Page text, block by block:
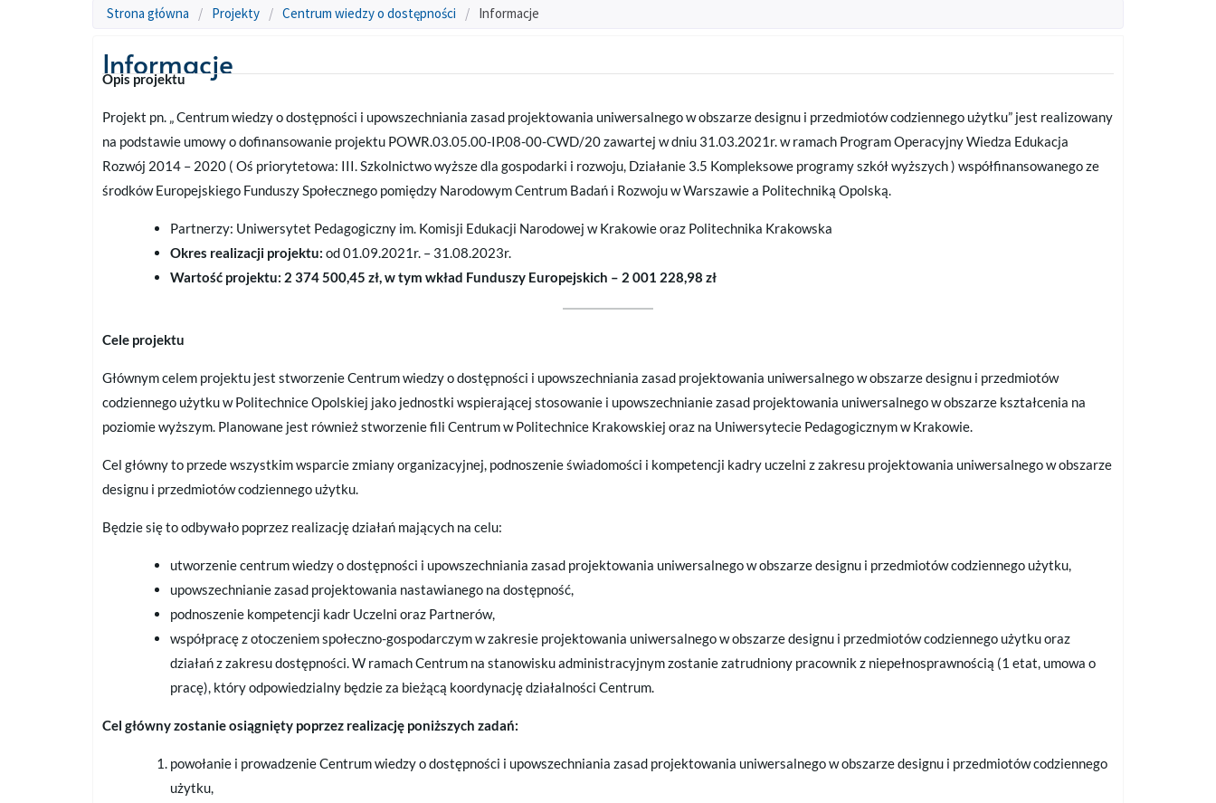
Strona główna / Projekty / Centrum wiedzy o dostępności / Informacje
Informacje
Opis projektu
Projekt pn. „ Centrum wiedzy o dostępności i upowszechniania zasad projektowania uniwersalnego w obszarze designu i przedmiotów codziennego użytku” jest realizowany
na podstawie umowy o dofinansowanie projektu POWR.03.05.00-IP.08-00-CWD/20 zawartej w dniu 31.03.2021r. w ramach Program Operacyjny Wiedza Edukacja
Rozwój 2014 – 2020 ( Oś priorytetowa: III. Szkolnictwo wyższe dla gospodarki i rozwoju, Działanie 3.5 Kompleksowe programy szkół wyższych ) współfinansowanego ze
środków Europejskiego Funduszy Społecznego pomiędzy Narodowym Centrum Badań i Rozwoju w Warszawie a Politechniką Opolską.
Partnerzy: Uniwersytet Pedagogiczny im. Komisji Edukacji Narodowej w Krakowie oraz Politechnika Krakowska
Okres realizacji projektu: od 01.09.2021r. – 31.08.2023r.
Wartość projektu: 2 374 500,45 zł, w tym wkład Funduszy Europejskich – 2 001 228,98 zł
Cele projektu
Głównym celem projektu jest stworzenie Centrum wiedzy o dostępności i upowszechniania zasad projektowania uniwersalnego w obszarze designu i przedmiotów
codziennego użytku w Politechnice Opolskiej jako jednostki wspierającej stosowanie i upowszechnianie zasad projektowania uniwersalnego w obszarze kształcenia na
poziomie wyższym. Planowane jest również stworzenie fili Centrum w Politechnice Krakowskiej oraz na Uniwersytecie Pedagogicznym w Krakowie.
Cel główny to przede wszystkim wsparcie zmiany organizacyjnej, podnoszenie świadomości i kompetencji kadry uczelni z zakresu projektowania uniwersalnego w obszarze
designu i przedmiotów codziennego użytku.
Będzie się to odbywało poprzez realizację działań mających na celu:
utworzenie centrum wiedzy o dostępności i upowszechniania zasad projektowania uniwersalnego w obszarze designu i przedmiotów codziennego użytku,
upowszechnianie zasad projektowania nastawianego na dostępność,
podnoszenie kompetencji kadr Uczelni oraz Partnerów,
współpracę z otoczeniem społeczno-gospodarczym w zakresie projektowania uniwersalnego w obszarze designu i przedmiotów codziennego użytku oraz
działań z zakresu dostępności. W ramach Centrum na stanowisku administracyjnym zostanie zatrudniony pracownik z niepełnosprawnością (1 etat, umowa o
pracę), który odpowiedzialny będzie za bieżącą koordynację działalności Centrum.
Cel główny zostanie osiągnięty poprzez realizację poniższych zadań:
powołanie i prowadzenie Centrum wiedzy o dostępności i upowszechniania zasad projektowania uniwersalnego w obszarze designu i przedmiotów codziennego
użytku,